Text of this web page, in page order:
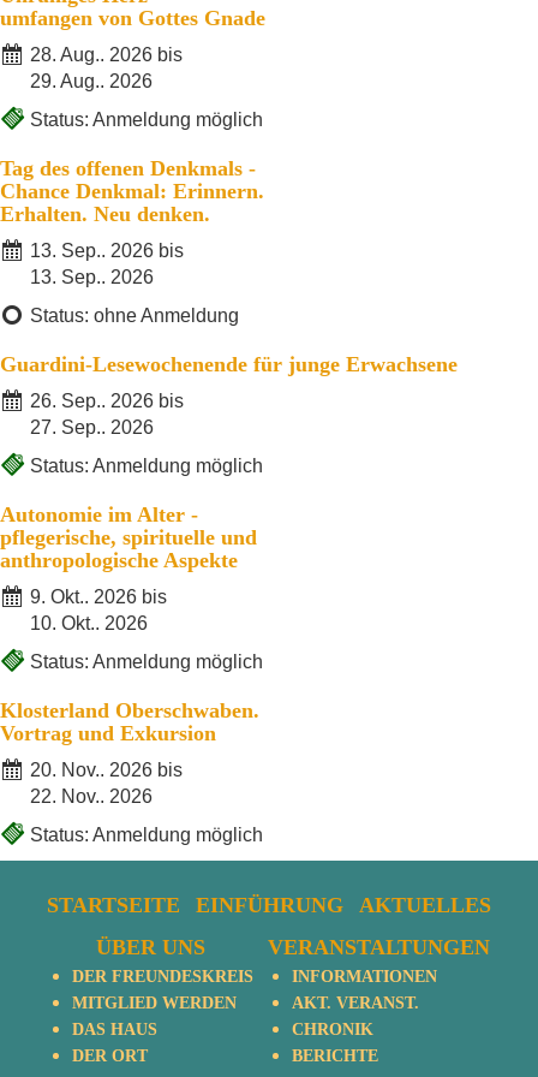
umfangen von Gottes Gnade
28. Aug.. 2026 bis
29. Aug.. 2026
Status: Anmeldung möglich
Tag des offenen Denkmals -
Chance Denkmal: Erinnern.
Erhalten. Neu denken.
13. Sep.. 2026 bis
13. Sep.. 2026
Status: ohne Anmeldung
Guardini-Lesewochenende für junge Erwachsene
26. Sep.. 2026 bis
27. Sep.. 2026
Status: Anmeldung möglich
Autonomie im Alter -
pflegerische, spirituelle und
anthropologische Aspekte
9. Okt.. 2026 bis
10. Okt.. 2026
Status: Anmeldung möglich
Klosterland Oberschwaben.
Vortrag und Exkursion
20. Nov.. 2026 bis
22. Nov.. 2026
Status: Anmeldung möglich
STARTSEITE EINFÜHRUNG
AKTUELLES
ÜBER UNS
DER FREUNDESKREIS
MITGLIED WERDEN
DAS HAUS
DER ORT
VERANSTALTUNGEN
INFORMATIONEN
AKT. VERANST.
CHRONIK
BERICHTE